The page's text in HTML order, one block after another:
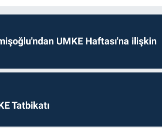
UMKE Haftası'na ilişkin
Tatbikatı